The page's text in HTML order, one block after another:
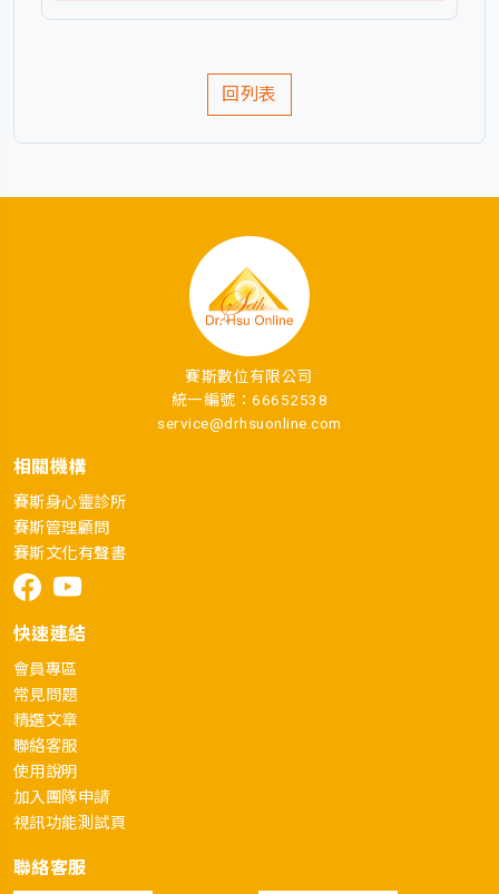
回列表
賽斯數位有限公司
統一編號：66652538
service@drhsuonline.com
相關機構
賽斯身心靈診所
賽斯管理顧問
賽斯文化有聲書
快速連結
會員專區
常見問題
精選文章
聯絡客服
使用說明
加入團隊申請
視訊功能測試頁
聯絡客服